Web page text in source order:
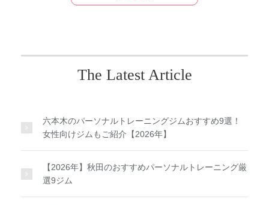
The Latest Article
六本木のパーソナルトレーニングジムおすすめ9選！
女性向けジムもご紹介【2026年】
【2026年】秋田のおすすめパーソナルトレーニング厳
選9ジム